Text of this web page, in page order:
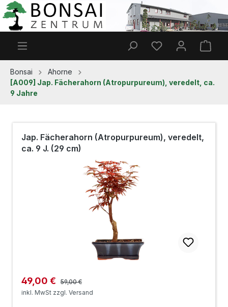
Zum Hauptinhalt springen
Du hast 0
Bonsai
Ahorne
[A009] Jap. Fächerahorn (Atropurpureum), veredelt, ca.
9 Jahre
Jap. Fächerahorn (Atropurpureum), veredelt,
ca. 9 J. (29 cm)
Verkaufspreis:
49,00 € Regulärer Preis:
59,00 €
inkl. MwSt zzgl. Versand